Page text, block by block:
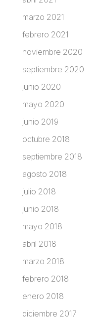
marzo 2021
febrero 2021
noviembre 2020
septiembre 2020
junio 2020
mayo 2020
junio 2019
octubre 2018
septiembre 2018
agosto 2018
julio 2018
junio 2018
mayo 2018
abril 2018
marzo 2018
febrero 2018
enero 2018
diciembre 2017